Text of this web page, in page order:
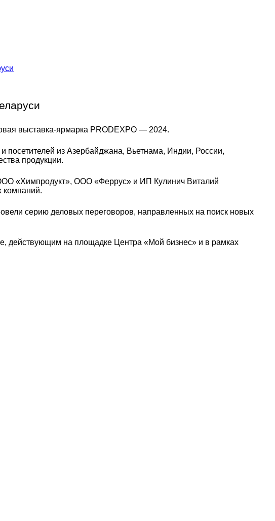
выставка-ярмарка PRODEXPO — 2024.
посетителей из Азербайджана, Вьетнама, Индии, России,
продукции.
«Химпродукт», ООО «Феррус» и ИП Кулинич Виталий
компаний.
серию деловых переговоров, направленных на поиск новых
действующим на площадке Центра «Мой бизнес» и в рамках